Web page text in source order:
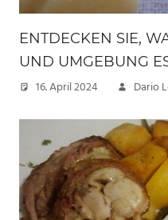
ENTDECKEN SIE,
UND UMGEBUNG
16. April 2024 Dario